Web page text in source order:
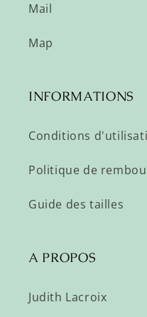
Mail
Map
INFORMATIONS
Conditions
Politique de
Guide des tailles
A PROPOS
Judith Lacroix